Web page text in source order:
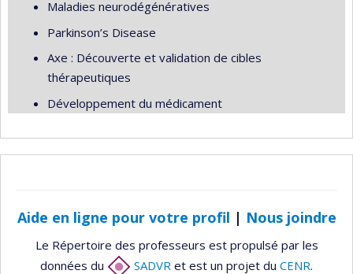
Maladies neurodégénératives
Parkinson’s Disease
Axe : Découverte et validation de cibles
thérapeutiques
Développement du médicament
Aide en ligne pour votre profil | Nous joindre
Le Répertoire des professeurs est propulsé par les
données du
SADVR et est un projet du CENR.